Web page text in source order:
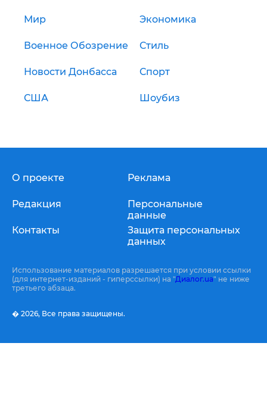
Мир Экономика
Военное Обозрение Стиль
Новости Донбасса Спорт
США Шоубиз
О проекте
Редакция
Контакты
Реклама
Персональные
данные
Защита персональных
данных
Использование материалов разрешается при условии ссылки
(для интернет-изданий - гиперссылки) на "Диалог.ua" не ниже
третьего абзаца.
� 2026, Все права защищены.